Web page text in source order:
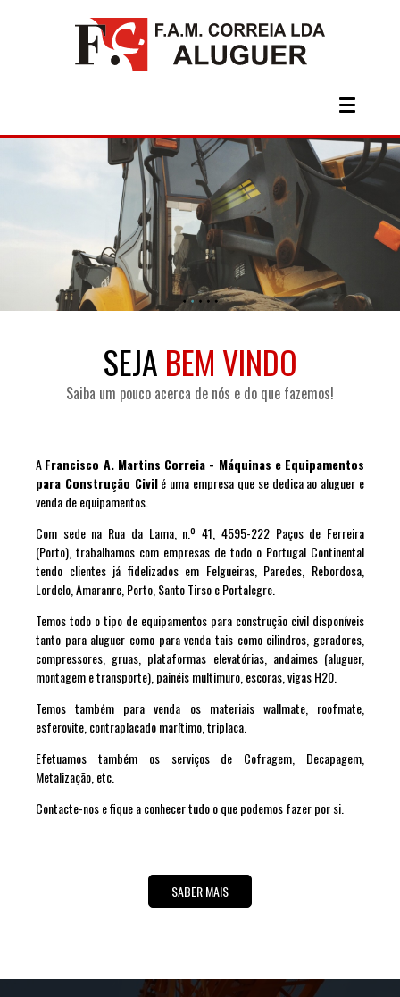
SEJA BEM VINDO
Saiba um pouco acerca de nós e do que fazemos!
AFrancisco A. Martins Correia - Máquinas e Equipamentos
para Construção Civilé uma empresa que se dedica ao aluguer e
venda de equipamentos.
Com sede na Rua da Lama, n.º 41, 4595-222 Paços de Ferreira
(Porto), trabalhamos com empresas de todo o Portugal Continental
tendo clientes já fidelizados em Felgueiras, Paredes, Rebordosa,
Lordelo, Amaranre, Porto, Santo Tirso e Portalegre.
Temos todo o tipo de equipamentos para construção civil disponíveis
tanto para aluguer como para venda tais como cilindros, geradores,
compressores, gruas, plataformas elevatórias, andaimes (aluguer,
montagem e transporte), painéis multimuro, escoras, vigas H20.
Temos também para venda os materiais wallmate, roofmate,
esferovite, contraplacado marítimo, triplaca.
Efetuamos também os serviços de Cofragem, Decapagem,
Metalização, etc.
Contacte-nos e fique a conhecer tudo o que podemos fazer por si.
SABER MAIS